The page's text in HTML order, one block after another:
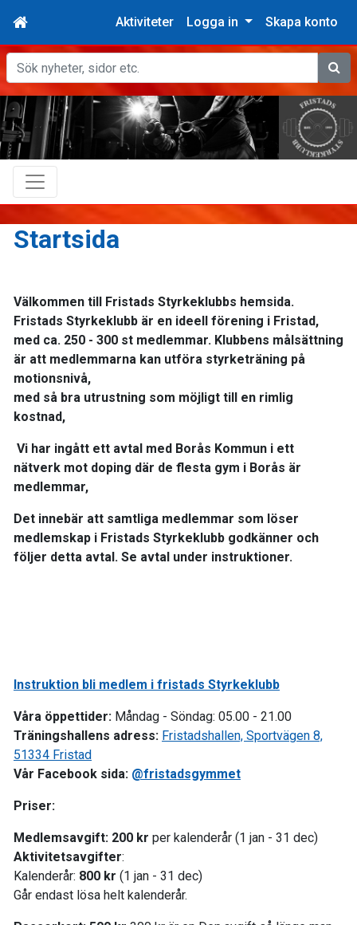
Aktiviteter Logga in Skapa konto
Sök
Startsida
Välkommen till Fristads Styrkeklubbs hemsida.
Fristads Styrkeklubb är en ideell förening i Fristad,
med ca. 250 - 300 st medlemmar. Klubbens målsättning
är att medlemmarna kan utföra styrketräning på
motionsnivå,
med så bra utrustning som möjligt till en rimlig
kostnad,
Vi har ingått ett avtal med Borås Kommun i ett
nätverk mot doping där de flesta gym i Borås är
medlemmar,
Det innebär att samtliga medlemmar som löser
medlemskap i Fristads Styrkeklubb godkänner och
följer detta avtal. Se avtal under instruktioner.
Instruktion bli medlem i fristads Styrkeklubb
Våra öppettider: Måndag - Söndag: 05.00 - 21.00
Träningshallens adress: Fristadshallen, Sportvägen 8,
51334 Fristad
Vår Facebook sida: @fristadsgymmet
Priser:
Medlemsavgift: 200 kr per kalenderår (1 jan - 31 dec)
Aktivitetsavgifter:
Kalenderår: 800 kr (1 jan - 31 dec)
Går endast lösa helt kalenderår.